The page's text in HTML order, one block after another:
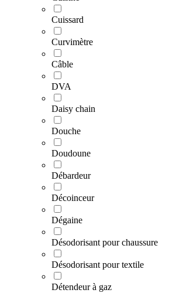
Cuissard
Curvimètre
Câble
DVA
Daisy chain
Douche
Doudoune
Débardeur
Décoinceur
Dégaine
Désodorisant pour chaussure
Désodorisant pour textile
Détendeur à gaz